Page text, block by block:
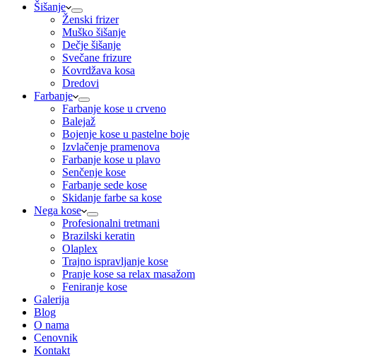
Šišanje
Ženski frizer
Muško šišanje
Dečje šišanje
Svečane frizure
Kovrdžava kosa
Dredovi
Farbanje
Farbanje kose u crveno
Balejaž
Bojenje kose u pastelne boje
Izvlačenje pramenova
Farbanje kose u plavo
Senčenje kose
Farbanje sede kose
Skidanje farbe sa kose
Nega kose
Profesionalni tretmani
Brazilski keratin
Olaplex
Trajno ispravljanje kose
Pranje kose sa relax masažom
Feniranje kose
Galerija
Blog
O nama
Cenovnik
Kontakt